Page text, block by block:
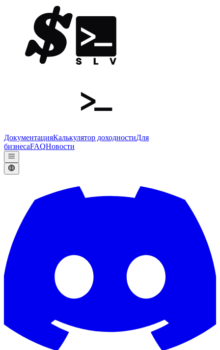
ДокументацияКалькулятор доходностиДля
бизнесаFAQНовости